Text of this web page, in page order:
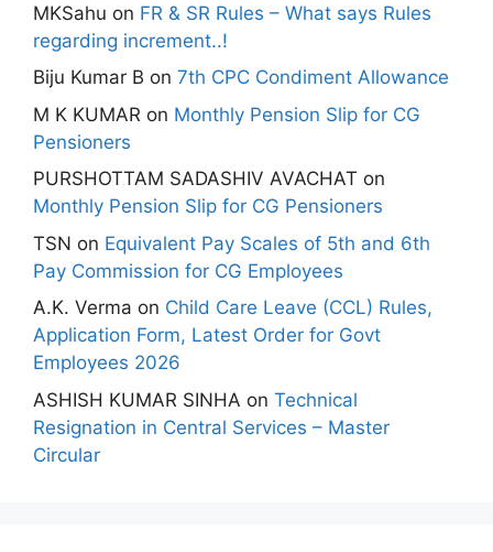
MKSahu on FR & SR Rules – What says Rules
regarding increment..!
Biju Kumar B on 7th CPC Condiment Allowance
M K KUMAR on Monthly Pension Slip for CG
Pensioners
PURSHOTTAM SADASHIV AVACHAT on
Monthly Pension Slip for CG Pensioners
TSN on Equivalent Pay Scales of 5th and 6th
Pay Commission for CG Employees
A.K. Verma on Child Care Leave (CCL) Rules,
Application Form, Latest Order for Govt
Employees 2026
ASHISH KUMAR SINHA on Technical
Resignation in Central Services – Master
Circular